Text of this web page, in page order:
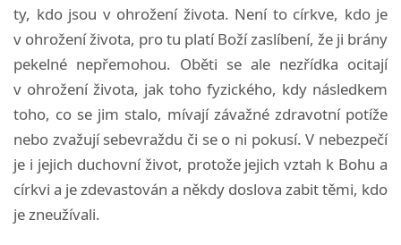
ty, kdo jsou v ohrožení života. Není to církve, kdo je
v ohrožení života, pro tu platí Boží zaslíbení, že ji brány
pekelné nepřemohou. Oběti se ale nezřídka ocitají
v ohrožení života, jak toho fyzického, kdy následkem
toho, co se jim stalo, mívají závažné zdravotní potíže
nebo zvažují sebevraždu či se o ni pokusí. V nebezpečí
je i jejich duchovní život, protože jejich vztah k Bohu a
církvi a je zdevastován a někdy doslova zabit těmi, kdo
je zneužívali.